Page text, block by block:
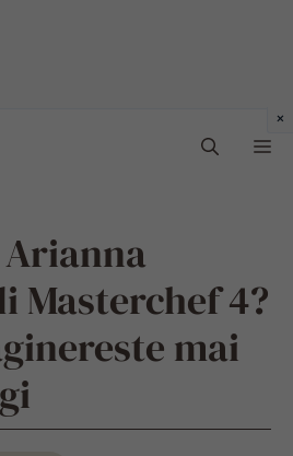
Masterchef 4?
mai